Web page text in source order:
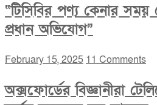
“টিসিবির পণ্য কেনার সময়
প্রধান অভিযোগ”
February 15, 2025 11 Comments
অক্সফোর্ডের বিজ্ঞানীরা